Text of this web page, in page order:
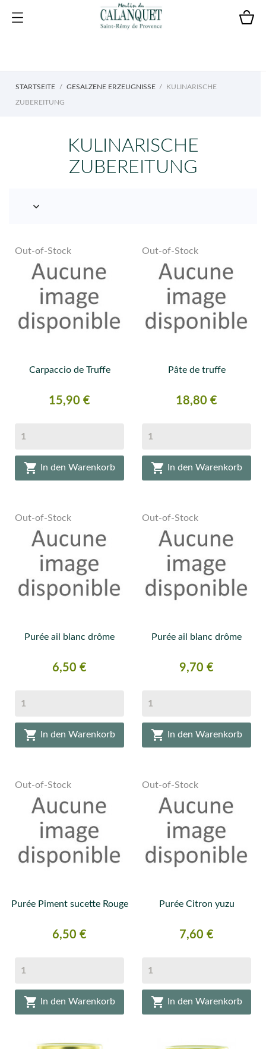
STARTSEITE GESALZENE ERZEUGNISSE KULINARISCHE
ZUBEREITUNG
KULINARISCHE
ZUBEREITUNG

Carpaccio de Truffe
Preis
15,90 €
 In den Warenkorb
Out-of-Stock
Pâte de truffe
Preis
18,80 €
 In den Warenkorb
Out-of-Stock
Purée ail blanc drôme
Preis
6,50 €
 In den Warenkorb
Out-of-Stock
Purée ail blanc drôme
Preis
9,70 €
 In den Warenkorb
Out-of-Stock
Purée Piment sucette Rouge
Preis
6,50 €
 In den Warenkorb
Out-of-Stock
Purée Citron yuzu
Preis
7,60 €
 In den Warenkorb
Out-of-Stock